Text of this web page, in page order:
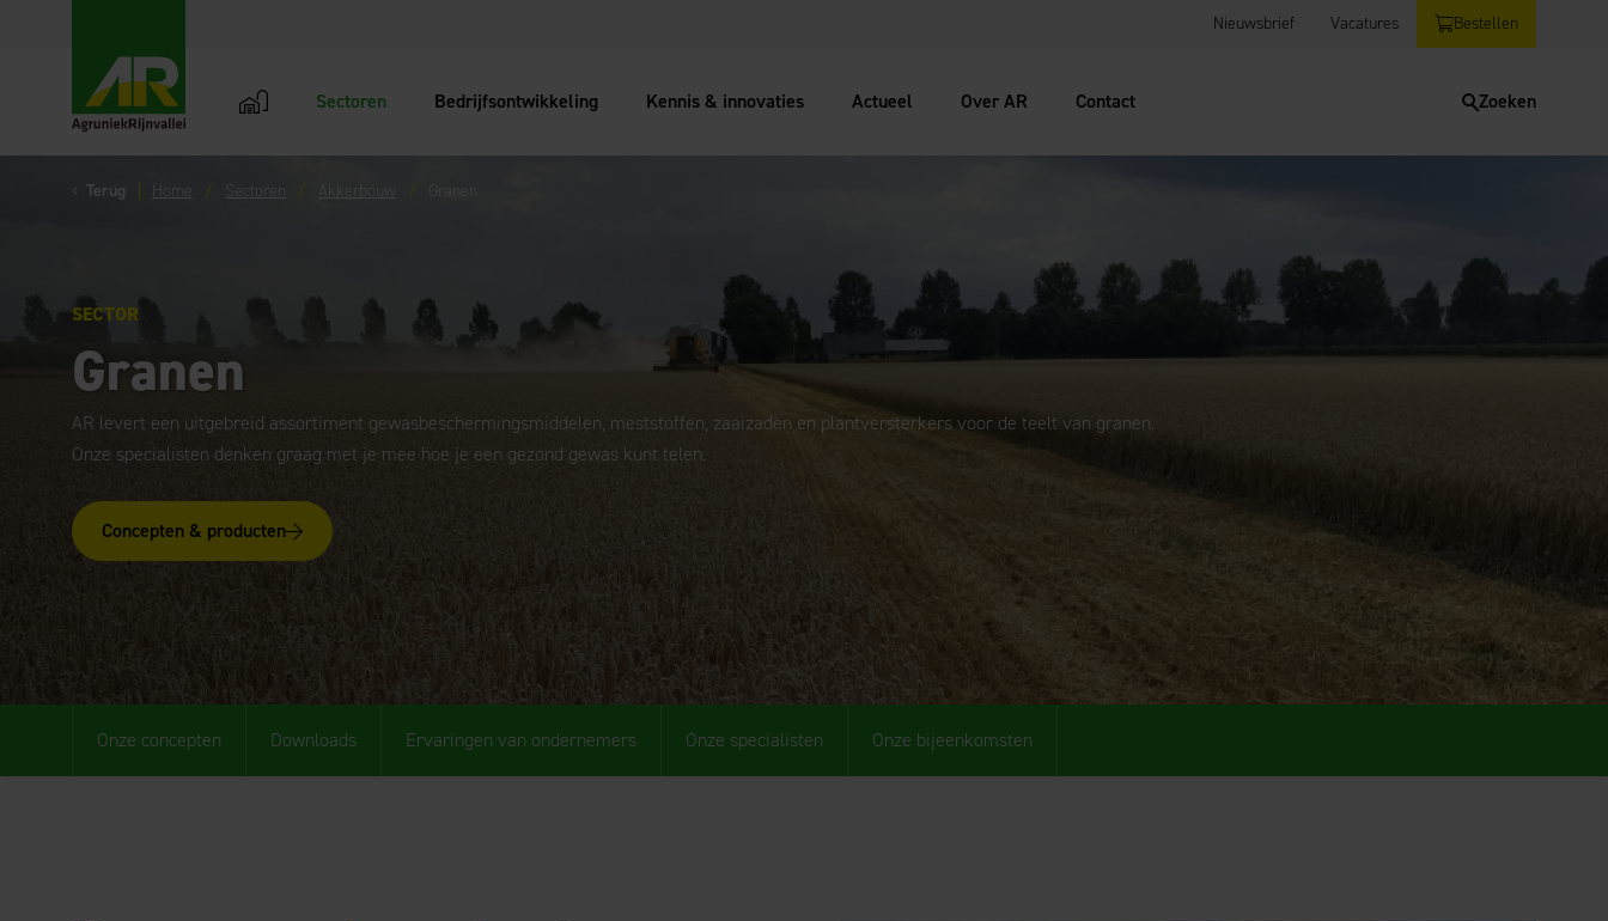
Nieuwsbrief Vacatures Bestellen
Sectoren Bedrijfsontwikkeling Kennis & innovaties Actueel Over AR Contact Zoeken
Terug Home Sectoren Akkerbouw Granen
SECTOR
Granen
AR levert een uitgebreid assortiment gewasbeschermingsmiddelen, meststoffen, zaaizaden en plantversterkers voor de teelt van granen.
Onze specialisten denken graag met je mee hoe je een gezond gewas kunt telen.
Concepten & producten
Onze concepten Downloads Ervaringen van ondernemers Onze specialisten Onze bijeenkomsten